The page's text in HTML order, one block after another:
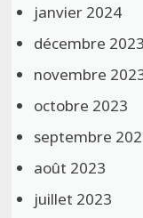
janvier 2024
décembre 2023
novembre
octobre 2023
septembre
août 2023
juillet 2023